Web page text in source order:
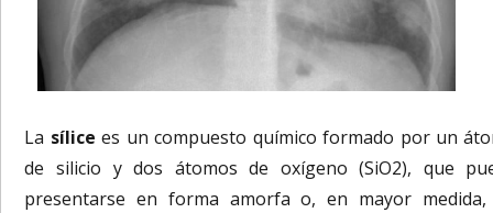
La sílice es un compuesto químico formado por un
de silicio y dos átomos de oxígeno (SiO2), que
presentarse en forma amorfa o, en mayor